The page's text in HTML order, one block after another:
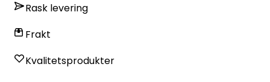
Rask levering
Frakt
Kvalitetsprodukter